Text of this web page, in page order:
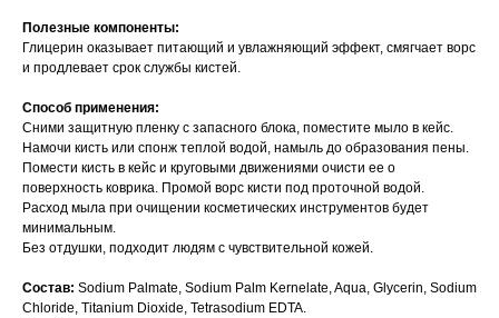
Полезные компоненты:
Глицерин оказывает питающий и увлажняющий эффект, смягчает ворс
и продлевает срок службы кистей.
Способ применения:
Сними защитную пленку с запасного блока, поместите мыло в кейс.
Намочи кисть или спонж теплой водой, намыль до образования пены.
Помести кисть в кейс и круговыми движениями очисти ее о
поверхность коврика. Промой ворс кисти под проточной водой.
Расход мыла при очищении косметических инструментов будет
минимальным.
Без отдушки, подходит людям с чувствительной кожей.
Состав: Sodium Palmate, Sodium Palm Kernelate, Aqua, Glycerin, Sodium
Chloride, Titanium Dioxide, Tetrasodium EDTA.